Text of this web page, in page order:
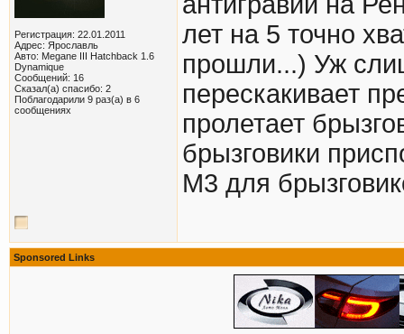
Регистрация: 22.01.2011
Адрес: Ярославль
Авто: Megane III Hatchback 1.6
Dynamique
Сообщений: 16
Сказал(а) спасибо: 2
Поблагодарили 9 раз(а) в 6
сообщениях
лет на 5 точно
прошли...) Уж
перескакивает
пролетает
брызговики
М3 для
Sponsored Links